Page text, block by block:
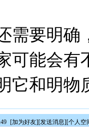
需要明确
可能会有
它和明物
[加为好友][发送消息][个人空